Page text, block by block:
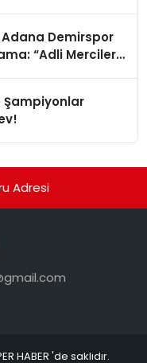
Demirspor
“Adli Mercilere
Şampiyonlar
Adresi
HABER 'de saklıdır.